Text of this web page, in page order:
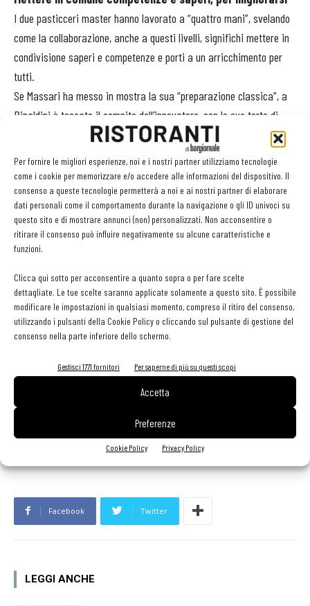
Per fornire le migliori esperienze, noi e i nostri partner utilizziamo tecnologie
come i cookie per memorizzare e/o accedere alle informazioni del dispositivo. Il
consenso a queste tecnologie permetterà a noi e ai nostri partner di elaborare
dati personali come il comportamento durante la navigazione o gli ID univoci su
questo sito e di mostrare annunci (non) personalizzati. Non acconsentire o
ritirare il consenso può influire negativamente su alcune caratteristiche e
funzioni.
Clicca qui sotto per acconsentire a quanto sopra o per fare scelte
dettagliate. Le tue scelte saranno applicate solamente a questo sito. È possibile
modificare le impostazioni in qualsiasi momento, compreso il ritiro del consenso,
utilizzando i pulsanti della Cookie Policy o cliccando sul pulsante di gestione del
consenso nella parte inferiore dello schermo.
Gestisci 1771 fornitori Per saperne di più su questi scopi
Accetta
Preferenze
Cookie Policy Privacy Policy
I due pasticceri master hanno lavorato a “quattro mani”, svelando
come la collaborazione, anche a questi livelli, significhi mettere in
condivisione saperi e competenze e porti a un arricchimento per
tutti.
Se Massari ha messo in mostra la sua “preparazione classica”, a
Rinaldini è toccato il compito dell’innovatore, con le sue torte di
design a base di pasta di zucchero, una delle tecniche sulla cresta
Pasta di zucchero, per infinite possibilità espressive
«Abbiamo decorato - spiega il pasticcere riminese, autore di “Cake
à Porter” un libro ad alto tasso di ricerca estetica - dei coni
espositivi con macaron, dando una dimostrazione pratica delle
realizzato dei fiori, delle calle, fissate su stuzzicadenti, che
possono dare un tocco di fresca novità a tutte le torte».
Massari ha però messo in guardia dalla deriva verso una eccessiva
spettacolarizzazione: «Bene impegnarsi nella decorazione
d’effetto, ma dobbiamo ricordarci del cliente che poi mangerà il
dessert, che non deve esserne intimidito né stordito».
Ultimo consiglio: «Io per i dessert uso un piatto bianco da 31 cm di
diametro, il giusto equilibrio per fare risaltare la preparazione».
Facebook Twitter
LEGGI ANCHE